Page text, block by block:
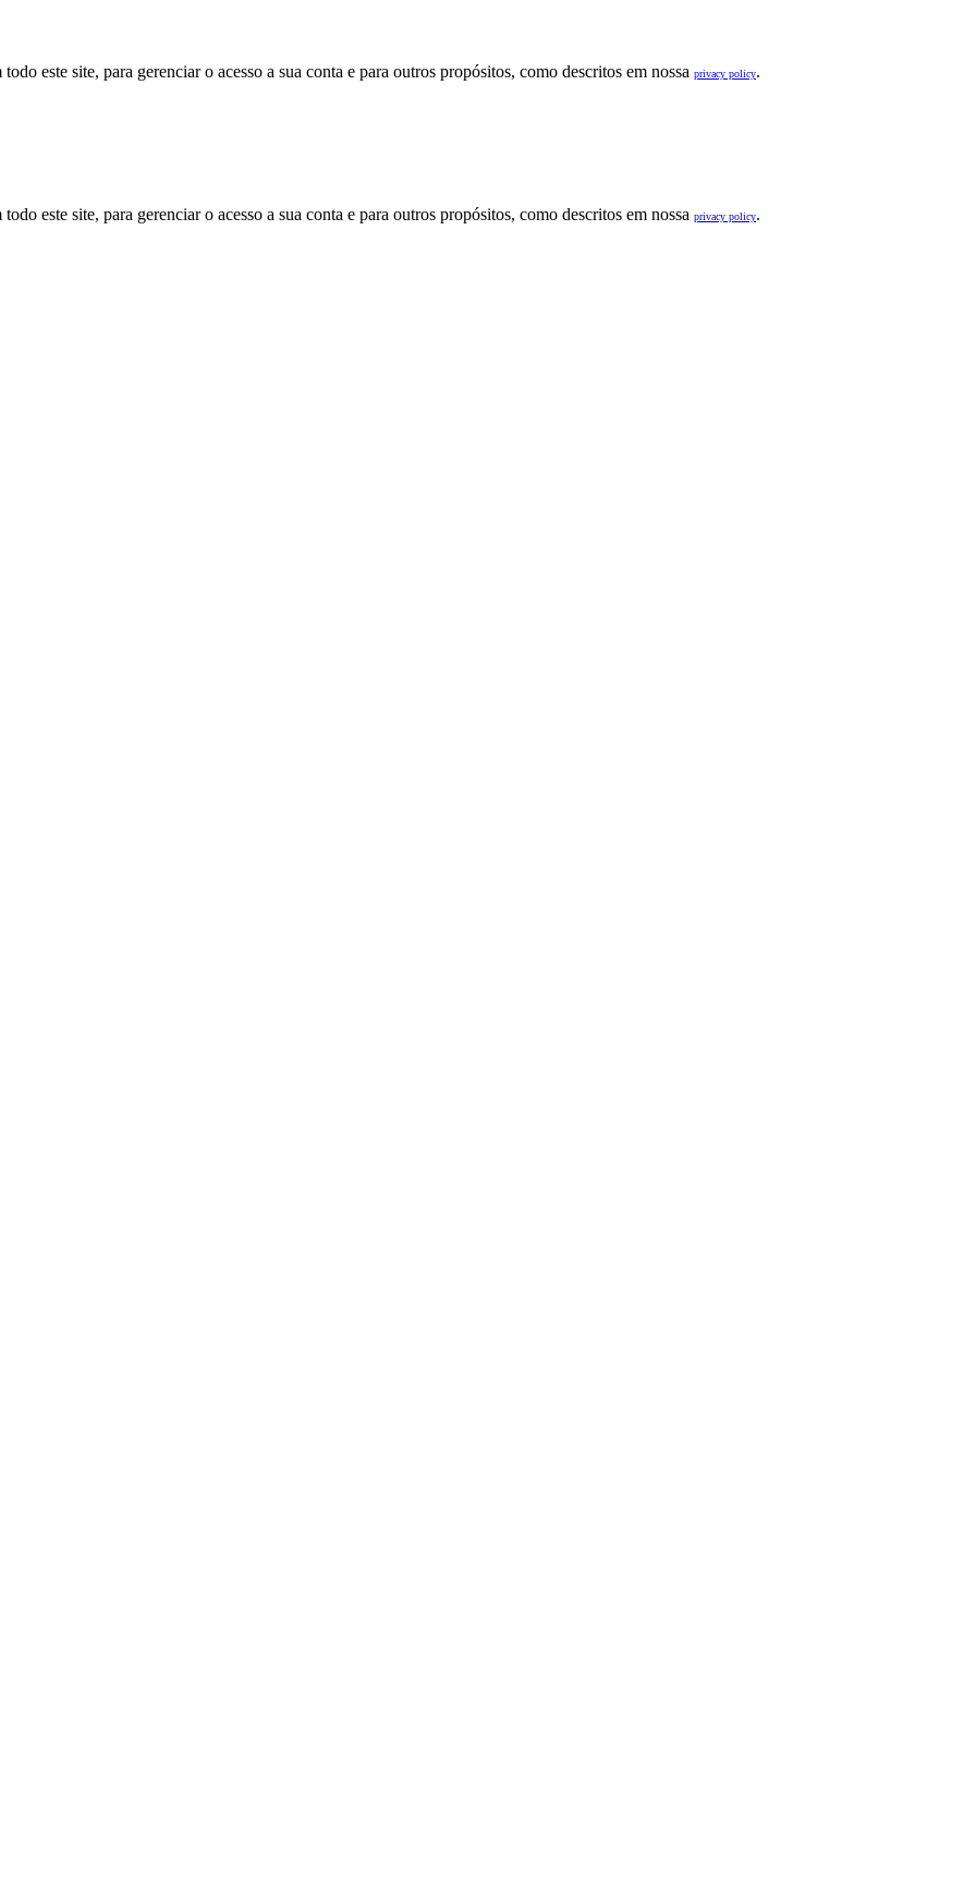
este site, para gerenciar o acesso a sua conta e para outros propósitos, como descritos em nossa privacy policy.
este site, para gerenciar o acesso a sua conta e para outros propósitos, como descritos em nossa privacy policy.